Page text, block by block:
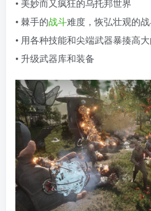
• 美妙而又疯狂的乌托邦世界
• 棘手的战斗难度，恢弘壮观的
• 用各种技能和尖端武器暴揍高
• 升级武器库和装备